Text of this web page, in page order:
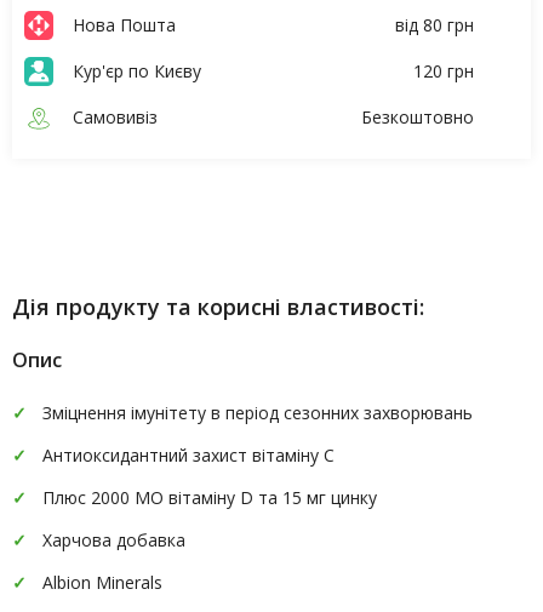
Нова Пошта
від 80 грн
Кур'єр по Києву
120 грн
Самовивіз
Безкоштовно
Дія продукту та корисні властивості:
Опис
Зміцнення імунітету в період сезонних захворювань
Антиоксидантний захист вітаміну С
Плюс 2000 МО вітаміну D та 15 мг цинку
Харчова добавка
Albion Minerals